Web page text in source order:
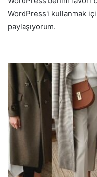
WordPress'i kullanmak
paylaşıyorum.